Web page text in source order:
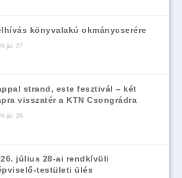
könyvalakú okmánycserére
júl. 27
strand, este fesztivál – két
visszatér a KTN Csongrádra
júl. 26
július 28-ai rendkívüli
testületi ülés